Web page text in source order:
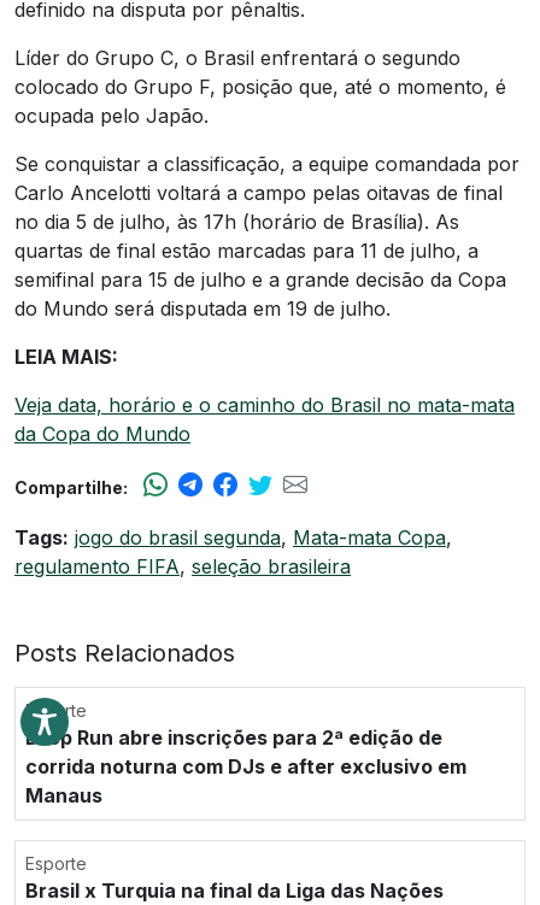
definido na disputa por pênaltis.
Líder do Grupo C, o Brasil enfrentará o segundo
colocado do Grupo F, posição que, até o momento, é
ocupada pelo Japão.
Se conquistar a classificação, a equipe comandada por
Carlo Ancelotti voltará a campo pelas oitavas de final
no dia 5 de julho, às 17h (horário de Brasília). As
quartas de final estão marcadas para 11 de julho, a
semifinal para 15 de julho e a grande decisão da Copa
do Mundo será disputada em 19 de julho.
LEIA MAIS:
Veja data, horário e o caminho do Brasil no mata-mata
da Copa do Mundo
Compartilhe:
Tags: jogo do brasil segunda, Mata-mata Copa,
regulamento FIFA, seleção brasileira
Posts Relacionados
Esporte
Drop Run abre inscrições para 2ª edição de
corrida noturna com DJs e after exclusivo em
Manaus
Esporte
Brasil x Turquia na final da Liga das Nações